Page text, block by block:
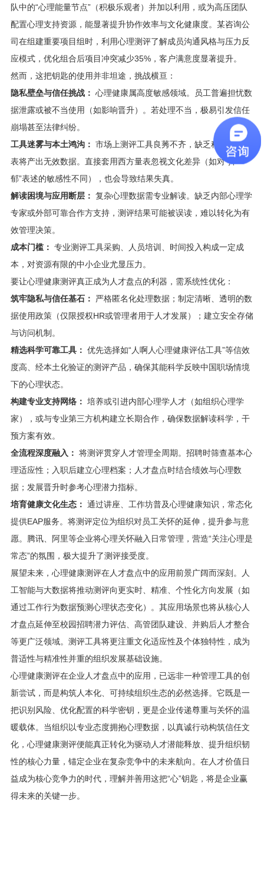
队中的“心理能量节点”（积极乐观者）并加以利用，或为高压团队
配置心理支持资源，能显著提升协作效率与文化健康度。某咨询公
司在组建重要项目组时，利用心理测评了解成员沟通风格与压力反
应模式，优化组合后项目冲突减少35%，客户满意度显著提升。
然而，这把钥匙的使用并非坦途，挑战横亘：
隐私壁垒与信任挑战： 心理健康属高度敏感领域。员工普遍担忧数
据泄露或被不当使用（如影响晋升）。若处理不当，极易引发信任
崩塌甚至法律纠纷。
工具迷雾与本土鸿沟： 市场上测评工具良莠不齐，缺乏科学性的量
表将产出无效数据。直接套用西方量表忽视文化差异（如对“抑
郁”表述的敏感性不同），也会导致结果失真。
解读困境与应用断层： 复杂心理数据需专业解读。缺乏内部心理学
专家或外部可靠合作方支持，测评结果可能被误读，难以转化为有
效管理决策。
成本门槛： 专业测评工具采购、人员培训、时间投入构成一定成
本，对资源有限的中小企业尤显压力。
要让心理健康测评真正成为人才盘点的利器，需系统性优化：
筑牢隐私与信任基石：
严格匿名化处理数据；制定清晰、透明的数
据使用政策（仅限授权HR或管理者用于人才发展）；建立安全存储
与访问机制。
精选科学可靠工具： 优先选择如“人啊人心理健康评估工具”等信效
度高、经本土化验证的测评产品，确保其能科学反映中国职场情境
下的心理状态。
构建专业支持网络： 培养或引进内部心理学人才（如组织心理学
家），或与专业第三方机构建立长期合作，确保数据解读科学，干
预方案有效。
全流程深度融入： 将测评贯穿人才管理全周期。招聘时筛查基本心
理适应性；入职后建立心理档案；人才盘点时结合绩效与心理数
据；发展晋升时参考心理潜力指标。
培育健康文化生态： 通过讲座、工作坊普及心理健康知识，常态化
提供EAP服务。将测评定位为组织对员工关怀的延伸，提升参与意
愿。腾讯、阿里等企业将心理关怀融入日常管理，营造“关注心理是
常态”的氛围，极大提升了测评接受度。
展望未来，心理健康测评在人才盘点中的应用前景广阔而深刻。人
工智能与大数据将推动测评向更实时、精准、个性化方向发展（如
通过工作行为数据预测心理状态变化）。其应用场景也将从核心人
才盘点延伸至校园招聘潜力评估、高管团队建设、并购后人才整合
等更广泛领域。测评工具将更注重文化适应性及个体独特性，成为
普适性与精准性并重的组织发展基础设施。
心理健康测评在企业人才盘点中的应用，已远非一种管理工具的创
新尝试，而是构筑人本化、可持续组织生态的必然选择。它既是一
把识别风险、优化配置的科学密钥，更是企业传递尊重与关怀的温
暖载体。当组织以专业态度拥抱心理数据，以真诚行动构筑信任文
化，心理健康测评便能真正转化为驱动人才潜能释放、提升组织韧
性的核心力量，锚定企业在复杂竞争中的未来航向。在人才价值日
益成为核心竞争力的时代，理解并善用这把“心”钥匙，将是企业赢
得未来的关键一步。